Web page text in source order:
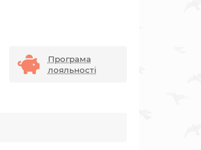
Програма
лояльності